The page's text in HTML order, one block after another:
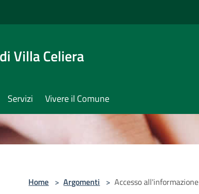
Villa Celiera
Servizi Vivere il Comune
Home > Argomenti > Accesso all'informazione